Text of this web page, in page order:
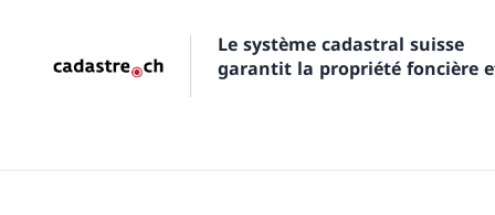
Le système cadastral suisse
garantit la propriété foncière